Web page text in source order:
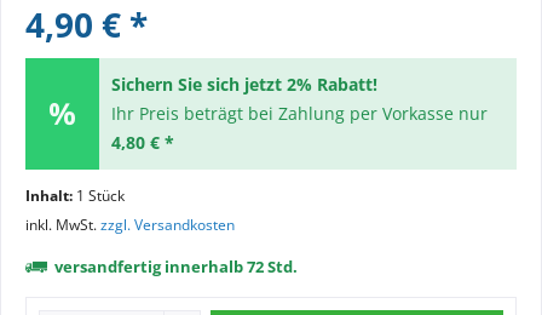
4,90 € *
Sichern Sie sich jetzt 2% Rabatt!
Ihr Preis beträgt bei Zahlung per Vorkasse nur
4,80 € *
Inhalt: 1 Stück
inkl. MwSt.zzgl. Versandkosten
versandfertig innerhalb 72 Std.